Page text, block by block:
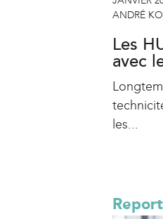
ANDRÉ
Les
avec
les...